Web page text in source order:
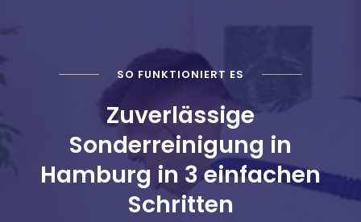
SO FUNKTIONIERT ES
Zuverlässige
Sonderreinigung in
Hamburg in 3 einfachen
Schritten